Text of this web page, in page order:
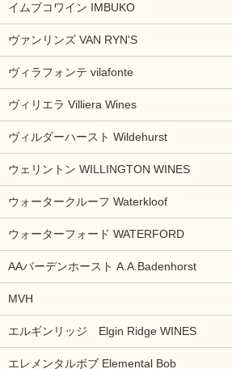
イムブコワイン IMBUKO
ヴァンリンズ VAN RYN'S
ヴィラフォンテ vilafonte
ヴィリエラ Villiera Wines
ヴィルダーハースト Wildehurst
ウェリントン WILLINGTON WINES
ウォータークルーフ Waterkloof
ウォーターフォード WATERFORD
AAバーデンホースト A.A.Badenhorst
MVH
エルギンリッジ Elgin Ridge WINES
エレメンタルボブ Elemental Bob